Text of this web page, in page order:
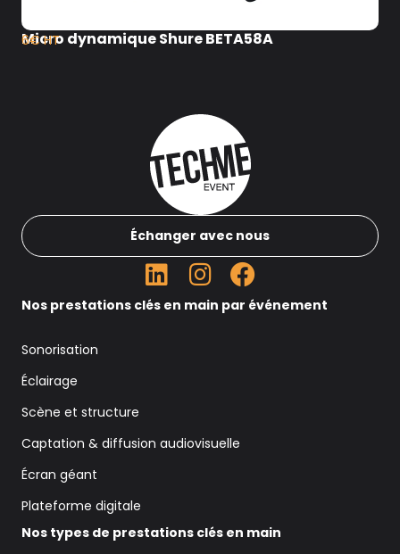
Micro dynamique Shure BETA58A
6€ HT
Échanger avec nous
Nos prestations clés en main par événement
Sonorisation
Éclairage
Scène et structure
Captation & diffusion audiovisuelle
Écran géant
Plateforme digitale
Nos types de prestations clés en main